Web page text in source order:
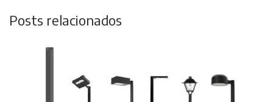
Posts relacionados